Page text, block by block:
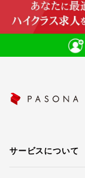
サービスについて